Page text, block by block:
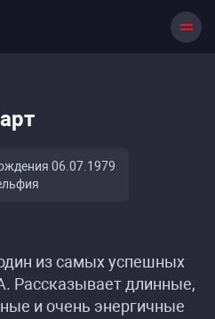
06.07.1979
из самых успешных
Рассказывает длинные,
и очень энергичные